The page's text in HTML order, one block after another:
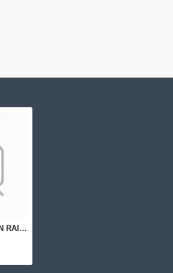
NET SWITCH ACC DIN RAIL POWER/SUPPLY 20W PR3PDNP0 TELTONIKA